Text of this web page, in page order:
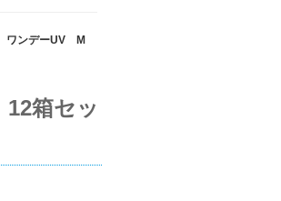
ワンデーUV M
箱セッ